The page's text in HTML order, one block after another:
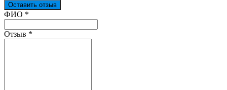
Оставить отзыв
Ваш отзыв был отправлен!
ФИО *
Отзыв *